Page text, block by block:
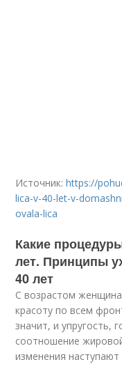
Источник:https://
lica-v-40-let-v-
ovala-lica
Какие
лет. Принципы
40 лет
С возрастом
красоту по всем
значит, и упругость,
соотношение
изменения